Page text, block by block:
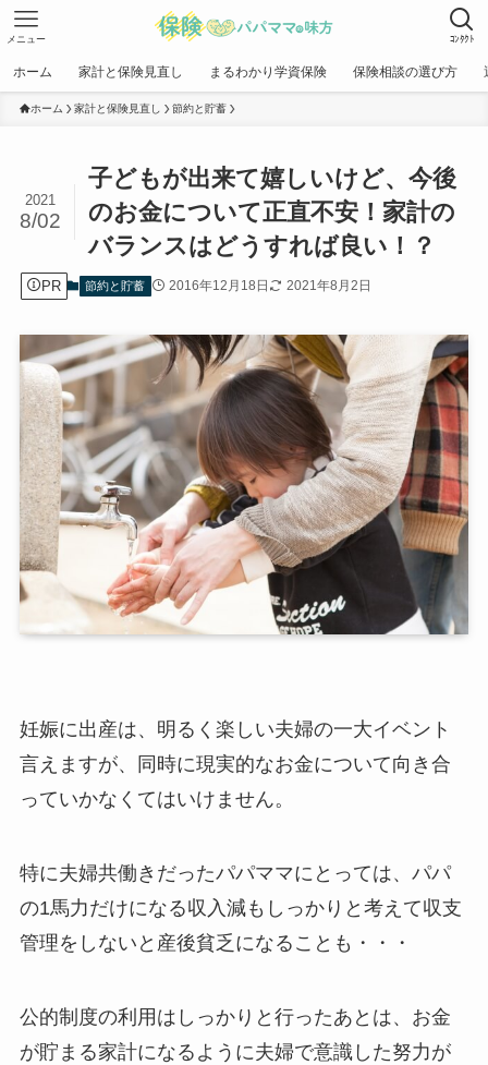
ｺﾝﾀｸﾄ
メニュー
ホーム 家計と保険見直し まるわかり学資保険 保険相談の選び方
ホーム 家計と保険見直し 節約と貯蓄
子どもが出来て嬉しいけど、今後
のお金について正直不安！家計の
バランスはどうすれば良い！？
2021
8/02
PR 節約と貯蓄 2016年12月18日 2021年8月2日
妊娠に出産は、明るく楽しい夫婦の一大イベント
言えますが、同時に現実的なお金について向き合
っていかなくてはいけません。
特に夫婦共働きだったパパママにとっては、パパ
の1馬力だけになる収入減もしっかりと考えて収支
管理をしないと産後貧乏になることも・・・
公的制度の利用はしっかりと行ったあとは、お金
が貯まる家計になるように夫婦で意識した努力が